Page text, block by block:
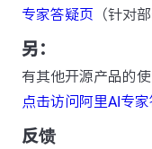
专家答疑页 （针对
另：
有其他开源产品的使
点击访问阿里AI专
反馈